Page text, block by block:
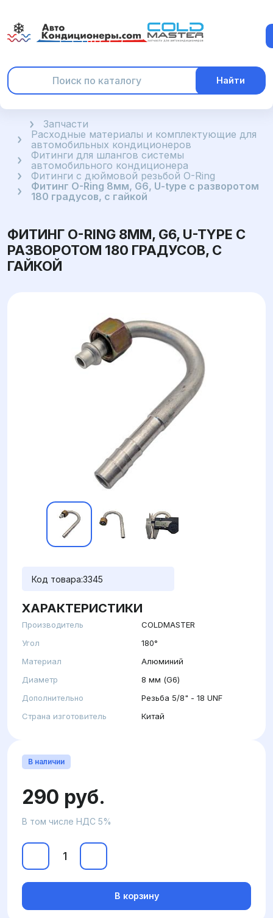
Найти
ГлавнаяЗапчасти
Расходные материалы и комплектующие для
автомобильных кондиционеров
Фитинги для шлангов системы
автомобильного кондиционера
Фитинги с дюймовой резьбой O-Ring
Фитинг O-Ring 8мм, G6, U-type с разворотом
180 градусов, с гайкой
ФИТИНГ O-RING 8ММ, G6, U-TYPE С
РАЗВОРОТОМ 180 ГРАДУСОВ, С
ГАЙКОЙ
Код товара:3345
ХАРАКТЕРИСТИКИ
Производитель
COLDMASTER
Угол
180°
Материал
Алюминий
Диаметр
8 мм (G6)
Дополнительно
Резьба 5/8" - 18 UNF
Страна изготовитель
Китай
В наличии
290 руб.
В том числе НДС 5%
В корзину